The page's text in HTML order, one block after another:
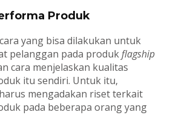
Produk
yang bisa dilakukan untuk
pelanggan pada produkflagship
cara menjelaskan kualitas
itu sendiri. Untuk itu,
mengadakan riset terkait
pada beberapa orang yang